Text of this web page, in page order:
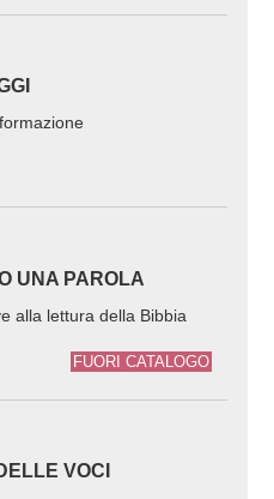
UNA PAROLA
alla lettura della Bibbia
FUORI CATALOGO
VOCI